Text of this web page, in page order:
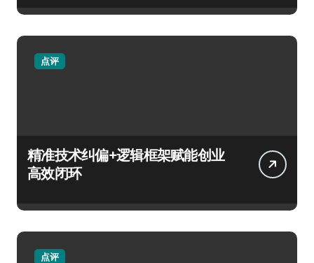
点评
精准技术纠偏+逻辑框架赋能创业
高效闭环
点评